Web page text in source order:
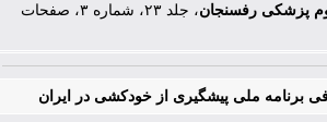
پزشکی رفسنجان
، جلد ۲۳، شماره ۳، صفحات
برنامه ملی پیشگیری از خودکشی در ایران